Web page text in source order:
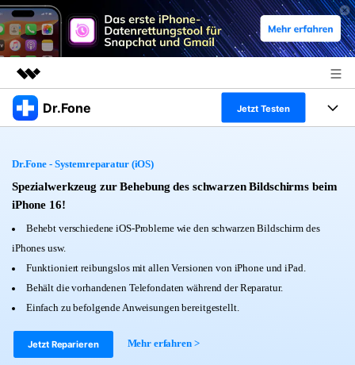
Top-Produkte
Dienstprogramme
Lösungen
Über uns
Presseraum
Shop
Support
Dr.Fone Jetzt Testen
Alles-in-einem-Toolkit
Lösungen
Entdecken Sie weitere Dr.Fone-Lösungen
Lernen und Unterstützung
Ressourcen & Lernen
Android 16 FRP-Umgehung
Dr.Fone - Systemreparatur (iOS)
Spezialwerkzeug zur Behebung des schwarzen Bildschirms beim
iPhone 16!
Behebt verschiedene iOS-Probleme wie den schwarzen Bildschirm des
iPhones usw.
Funktioniert reibungslos mit allen Versionen von iPhone und iPad.
Behält die vorhandenen Telefondaten während der Reparatur.
Einfach zu befolgende Anweisungen bereitgestellt.
Jetzt Reparieren Mehr erfahren >